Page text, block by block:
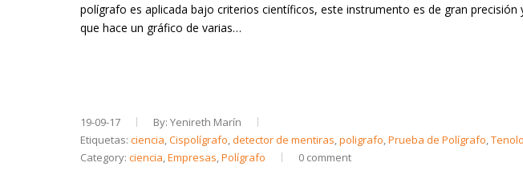
polígrafo es aplicada bajo criterios científicos, este instrumento es de gran
que hace un gráfico de varias…
19-09-17
By: Yenireth Marín
Etiquetas:ciencia,Cispolígrafo,detector de mentiras,poligrafo,Prueba de Polígrafo,
Category:ciencia,Empresas,Polígrafo 0 comment